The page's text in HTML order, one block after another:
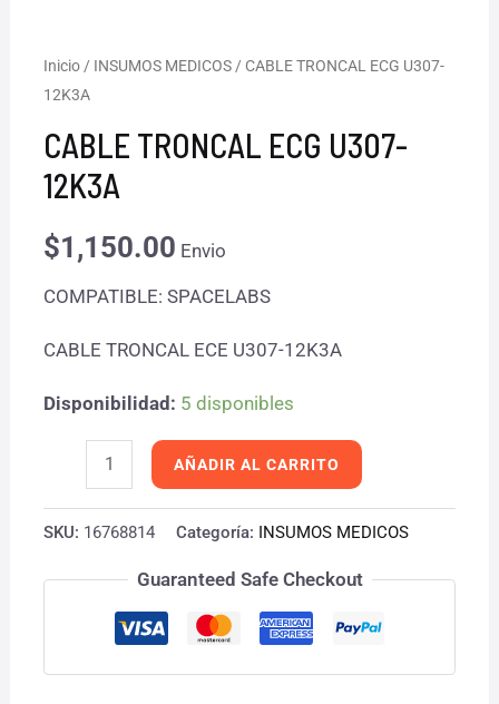
Inicio / INSUMOS MEDICOS / CABLE TRONCAL ECG U307-
12K3A
CABLE TRONCAL ECG U307-
12K3A
$1,150.00 Envio
COMPATIBLE: SPACELABS
CABLE TRONCAL ECE U307-12K3A
Disponibilidad: 5 disponibles
CABLE
TRONCAL
ECG
U307-
12K3A
cantidad
AÑADIR AL CARRITO
SKU: 16768814 Categoría: INSUMOS MEDICOS
Guaranteed Safe Checkout